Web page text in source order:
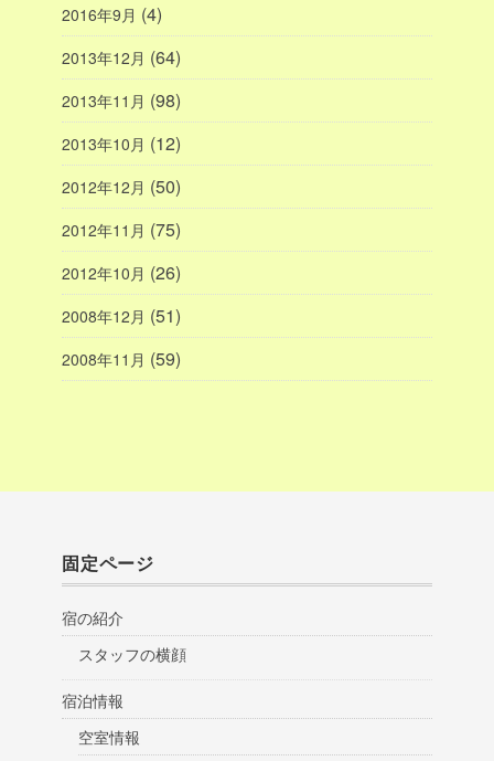
2016年9月 (4)
2013年12月 (64)
2013年11月 (98)
2013年10月 (12)
2012年12月 (50)
2012年11月 (75)
2012年10月 (26)
2008年12月 (51)
2008年11月 (59)
固定ページ
宿の紹介
スタッフの横顔
宿泊情報
空室情報